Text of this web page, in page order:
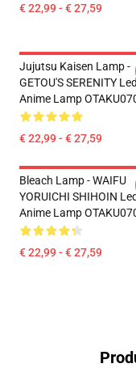
€ 22,99 - € 27,59
Jujutsu Kaisen Lamp -
GETOU'S SERENITY
Anime Lamp
€ 22,99 - € 27,59
Bleach Lamp - WAIFU
YORUICHI SHIHOIN
Anime Lamp
€ 22,99 - € 27,59